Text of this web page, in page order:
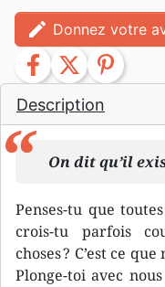
Description
On dit qu’il
Penses-tu que
crois-tu parfois
choses ? C’est ce
Plonge-toi avec
edit Donnez votre
facebook twitter pinterest